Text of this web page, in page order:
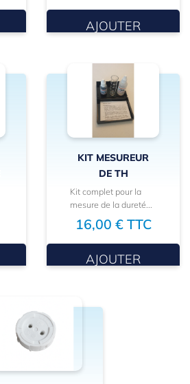
AJOUTER
KIT MESUREUR
DE TH
Kit complet pour la
mesure de la dureté...
16,00 € TTC
AJOUTER